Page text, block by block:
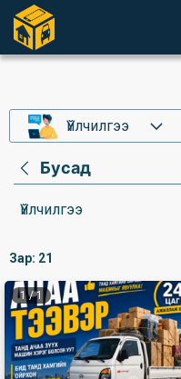
Үйлчилгээ
Бусад
Үйлчилгээ
Зар: 21
1/1